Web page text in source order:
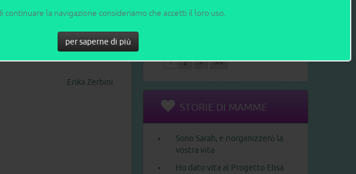
la navigazione consideriamo che accetti il loro uso.
per saperne di più
preciso e il quadro
onlus
Erika Zerbini
1 2 > >>
STORIE DI MAMME
Sono Sarah, e riorganizzerò la
vostra vita
Ho dato vita al Progetto Elisa